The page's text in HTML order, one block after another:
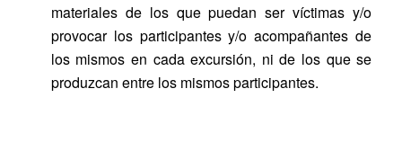
materiales de los que puedan ser víctimas y/o
provocar los participantes y/o acompañantes de
los mismos en cada excursión, ni de los que se
produzcan entre los mismos participantes.